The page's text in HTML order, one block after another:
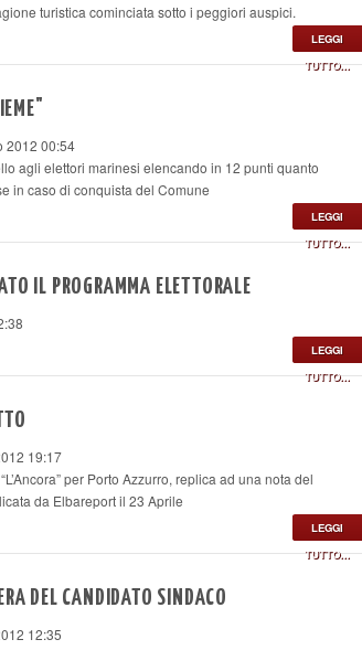
turistica cominciata sotto i peggiori auspici.
LEGGI
TUTTO...
2012 00:54
agli elettori marinesi elencando in 12 punti quanto
in caso di conquista del Comune
LEGGI
TUTTO...
IL PROGRAMMA ELETTORALE
LEGGI
TUTTO...
19:17
per Porto Azzurro, replica ad una nota del
da Elbareport il 23 Aprile
LEGGI
TUTTO...
DEL CANDIDATO SINDACO
12:35